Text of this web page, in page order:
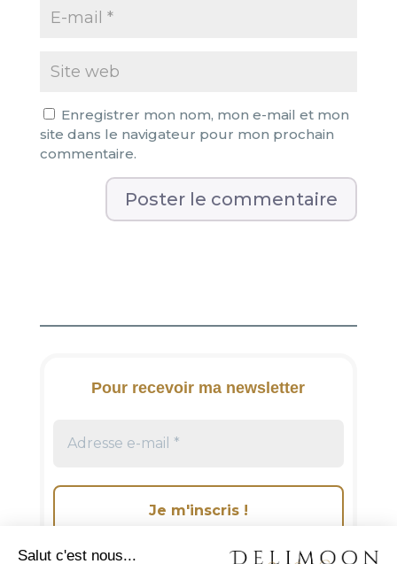
Enregistrer mon nom, mon e-mail et mon
site dans le navigateur pour mon prochain
commentaire.
n
Pour recevoir ma newsletter